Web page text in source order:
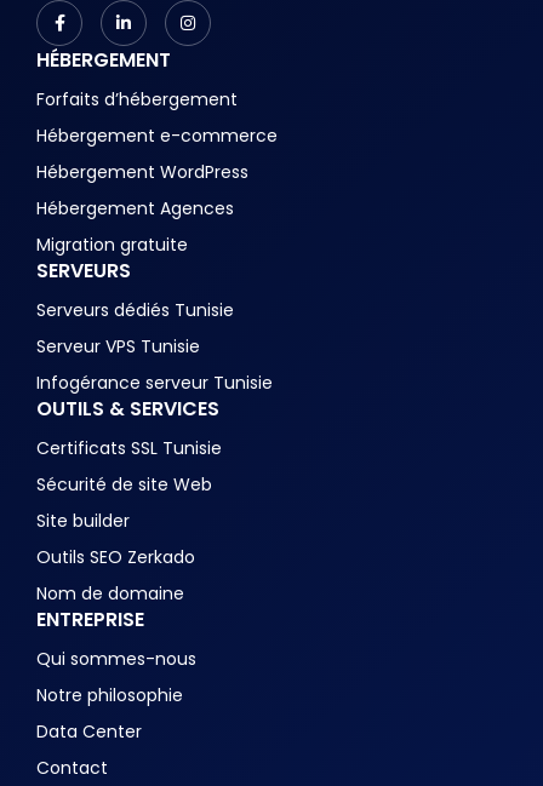
HÉBERGEMENT
Forfaits d’hébergement
Hébergement e-commerce
Hébergement WordPress
Hébergement Agences
Migration gratuite
SERVEURS
Serveurs dédiés Tunisie
Serveur VPS Tunisie
Infogérance serveur Tunisie
OUTILS & SERVICES
Certificats SSL Tunisie
Sécurité de site Web
Site builder
Outils SEO Zerkado
Nom de domaine
ENTREPRISE
Qui sommes-nous
Notre philosophie
Data Center
Contact